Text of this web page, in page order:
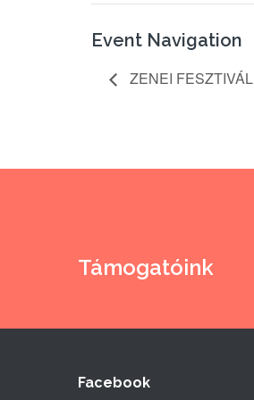
Event Navigation
ZENEI FESZTIVÁL
Támogatóink
Facebook